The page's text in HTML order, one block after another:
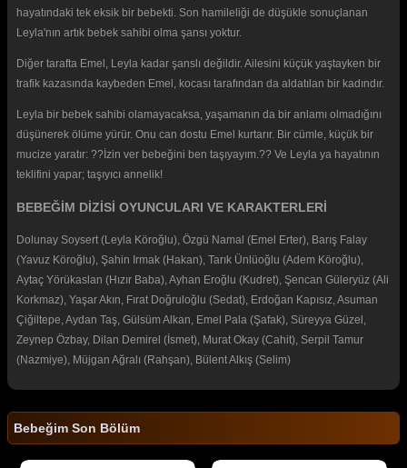
hayatındaki tek eksik bir bebekti. Son hamileliği de düşükle sonuçlanan
Leyla'nın artık bebek sahibi olma şansı yoktur.
Diğer tarafta Emel, Leyla kadar şanslı değildir. Ailesini küçük yaştayken bir
trafik kazasında kaybeden Emel, kocası tarafından da aldatılan bir kadındır.
Leyla bir bebek sahibi olamayacaksa, yaşamanın da bir anlamı olmadığını
düşünerek ölüme yürür. Onu can dostu Emel kurtarır. Bir cümle, küçük bir
mucize yaratır: ??İzin ver bebeğini ben taşıyayım.?? Ve Leyla ya hayatının
teklifini yapar; taşıyıcı annelik!
BEBEĞİM DİZİSİ OYUNCULARI VE KARAKTERLERİ
Dolunay Soysert (Leyla Köroğlu), Özgü Namal (Emel Erter), Barış Falay
(Yavuz Köroğlu), Şahin Irmak (Hakan), Tarık Ünlüoğlu (Adem Köroğlu),
Aytaç Yörükaslan (Hızır Baba), Ayhan Eroğlu (Kudret), Şencan Güleryüz (Ali
Korkmaz), Yaşar Akın, Fırat Doğruloğlu (Sedat), Erdoğan Kapısız, Asuman
Çiğiltepe, Aydan Taş, Gülsüm Alkan, Emel Pala (Şafak), Süreyya Güzel,
Zeynep Özbay, Dilan Demirel (İsmet), Murat Okay (Cahit), Serpil Tamur
(Nazmiye), Müjgan Ağralı (Rahşan), Bülent Alkış (Selim)
Bebeğim Son Bölüm